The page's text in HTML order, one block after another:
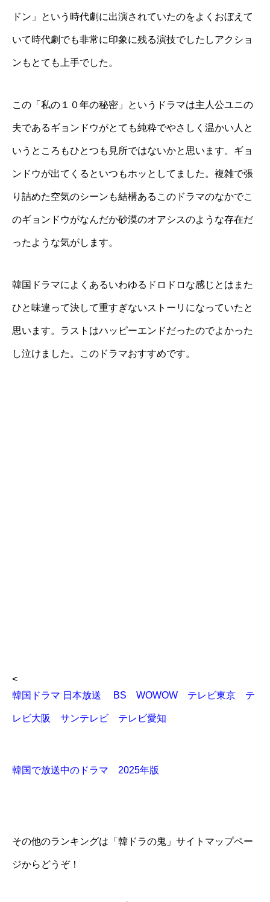
ドン」という時代劇に出演されていたのをよくおぼえて
いて時代劇でも非常に印象に残る演技でしたしアクショ
ンもとても上手でした。
この「私の１０年の秘密」というドラマは主人公ユニの
夫であるギョンドウがとても純粋でやさしく温かい人と
いうところもひとつも見所ではないかと思います。ギョ
ンドウが出てくるといつもホッとしてました。複雑で張
り詰めた空気のシーンも結構あるこのドラマのなかでこ
のギョンドウがなんだか砂漠のオアシスのような存在だ
ったような気がします。
韓国ドラマによくあるいわゆるドロドロな感じとはまた
ひと味違って決して重すぎないストーリになっていたと
思います。ラストはハッピーエンドだったのでよかった
し泣けました。このドラマおすすめです。
<
韓国ドラマ 日本放送 BS WOWOW テレビ東京 テ
レビ大阪 サンテレビ テレビ愛知
韓国で放送中のドラマ 2025年版
その他のランキングは「韓ドラの鬼」サイトマップペー
ジからどうぞ！